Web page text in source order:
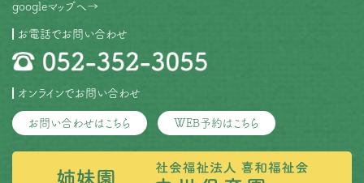
googleマップへ→
お電話でお問い合わせ
オンラインでお問い合わせ
お問い合わせはこちら WEB予約はこちら